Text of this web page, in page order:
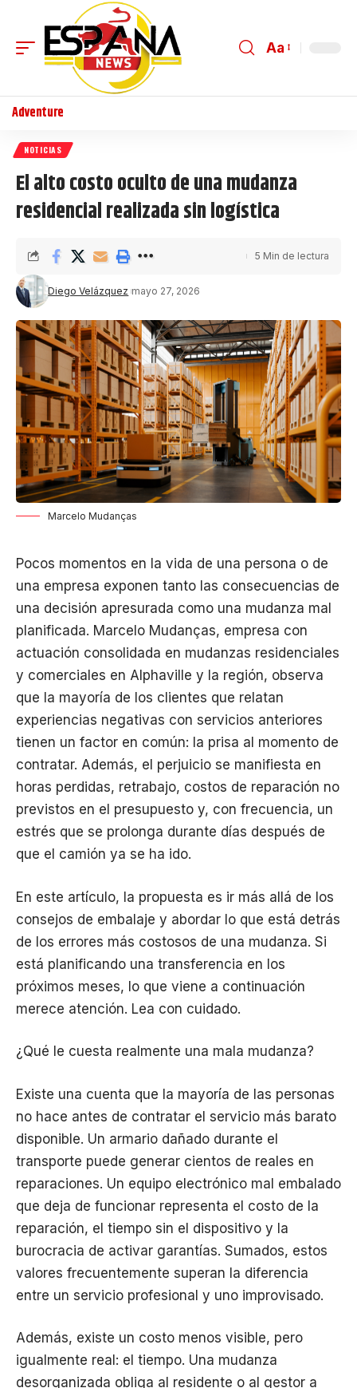
Aa
Adventure
NOTICIAS
El alto costo oculto de una mudanza
residencial realizada sin logística
Diego Velázquez mayo 27, 2026
5 Min de lectura
Marcelo Mudanças
Pocos momentos en la vida de una persona o de
una empresa exponen tanto las consecuencias de
una decisión apresurada como una mudanza mal
planificada. Marcelo Mudanças, empresa con
actuación consolidada en mudanzas residenciales
y comerciales en Alphaville y la región, observa
que la mayoría de los clientes que relatan
experiencias negativas con servicios anteriores
tienen un factor en común: la prisa al momento de
contratar. Además, el perjuicio se manifiesta en
horas perdidas, retrabajo, costos de reparación no
previstos en el presupuesto y, con frecuencia, un
estrés que se prolonga durante días después de
que el camión ya se ha ido.
En este artículo, la propuesta es ir más allá de los
consejos de embalaje y abordar lo que está detrás
de los errores más costosos de una mudanza. Si
está planificando una transferencia en los
próximos meses, lo que viene a continuación
merece atención. Lea con cuidado.
¿Qué le cuesta realmente una mala mudanza?
Existe una cuenta que la mayoría de las personas
no hace antes de contratar el servicio más barato
disponible. Un armario dañado durante el
transporte puede generar cientos de reales en
reparaciones. Un equipo electrónico mal embalado
que deja de funcionar representa el costo de la
reparación, el tiempo sin el dispositivo y la
burocracia de activar garantías. Sumados, estos
valores frecuentemente superan la diferencia
entre un servicio profesional y uno improvisado.
Además, existe un costo menos visible, pero
igualmente real: el tiempo. Una mudanza
desorganizada obliga al residente o al gestor a